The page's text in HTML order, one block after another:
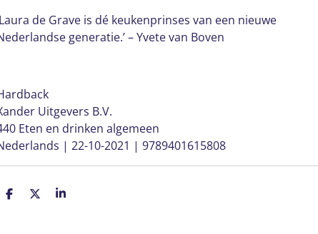
de Grave is dé keukenprinses van een nieuwe
generatie.’ – Yvete van Boven
Uitgevers B.V.
Eten en drinken algemeen
| 22-10-2021 | 9789401615808
D
D
S